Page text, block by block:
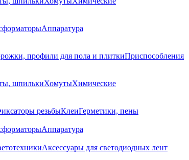
Аппаратура
профили для пола и плиткиПриспособления
шпилькиХомутыХимические
резьбыКлеиГерметики, пены
Аппаратура
Аксессуары для светодиодных лент